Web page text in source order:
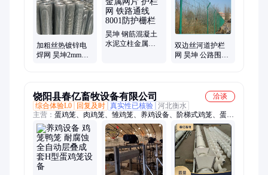
加粗丝热镀锌电
焊网 昊坤2mm养
昊坤 钢筋混凝土
水泥立柱金属网
双边丝河道护栏
网 昊坤 公路围栏
饶阳县春亿畜牧设备有限公司
洽谈
综合体验L0
回复及时 真实性已核验 河北衡水
主营： 蛋鸡笼、肉鸡笼、雏鸡笼、养鸡设备、阶梯式鸡笼、蛋鸡
笼设备